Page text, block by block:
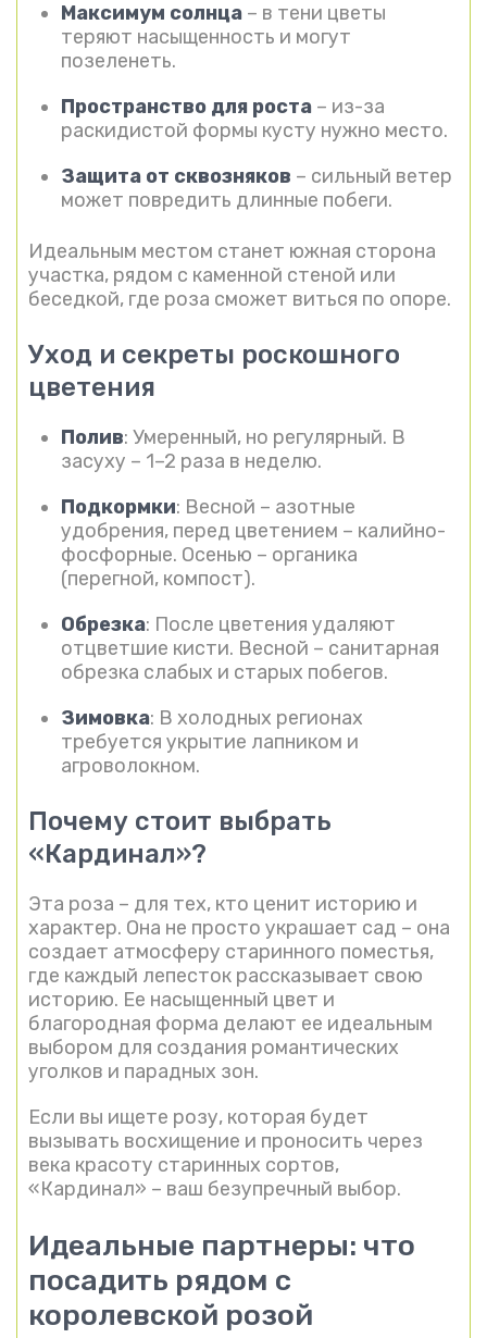
Максимум солнца – в тени цветы
теряют насыщенность и могут
позеленеть.
Пространство для роста – из-за
раскидистой формы кусту нужно место.
Защита от сквозняков – сильный ветер
может повредить длинные побеги.
Идеальным местом станет южная сторона
участка, рядом с каменной стеной или
беседкой, где роза сможет виться по опоре.
Уход и секреты роскошного
цветения
Полив: Умеренный, но регулярный. В
засуху – 1–2 раза в неделю.
Подкормки: Весной – азотные
удобрения, перед цветением – калийно-
фосфорные. Осенью – органика
(перегной, компост).
Обрезка: После цветения удаляют
отцветшие кисти. Весной – санитарная
обрезка слабых и старых побегов.
Зимовка: В холодных регионах
требуется укрытие лапником и
агроволокном.
Почему стоит выбрать
«Кардинал»?
Эта роза – для тех, кто ценит историю и
характер. Она не просто украшает сад – она
создает атмосферу старинного поместья,
где каждый лепесток рассказывает свою
историю. Ее насыщенный цвет и
благородная форма делают ее идеальным
выбором для создания романтических
уголков и парадных зон.
Если вы ищете розу, которая будет
вызывать восхищение и проносить через
века красоту старинных сортов,
«Кардинал» – ваш безупречный выбор.
Идеальные партнеры: что
посадить рядом с
королевской розой